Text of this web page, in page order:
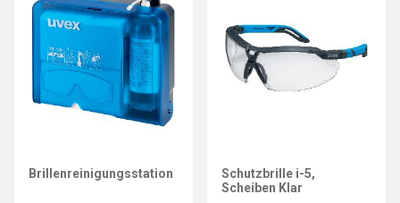
Brillenreinigungsstation
Schutzbrille i-5,
Scheiben Klar